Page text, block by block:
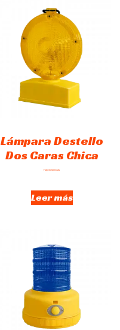
Lámpara Destello
Dos Caras Chica
Hay existencias
Leer más